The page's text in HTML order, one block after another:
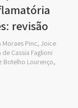
revisão
Moraes Pinc, Joice
Cassia Faglioni
Botelho Lourenço,